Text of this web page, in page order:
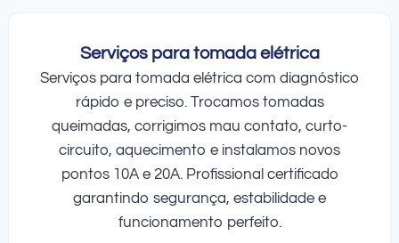
Serviços para tomada elétrica
Serviços para tomada elétrica com diagnóstico
rápido e preciso. Trocamos tomadas
queimadas, corrigimos mau contato, curto-
circuito, aquecimento e instalamos novos
pontos 10A e 20A. Profissional certificado
garantindo segurança, estabilidade e
funcionamento perfeito.